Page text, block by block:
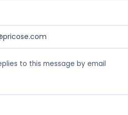
to this message by email